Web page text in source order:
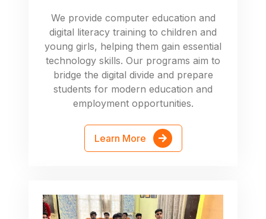
We provide computer education and
digital literacy training to children and
young girls, helping them gain essential
technology skills. Our programs aim to
bridge the digital divide and prepare
students for modern education and
employment opportunities.
Learn More